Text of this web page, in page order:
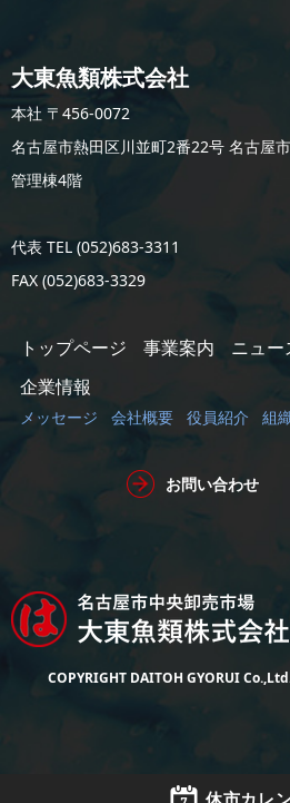
大東魚類株式会社
本社 〒456-0072
名古屋市熱田区川並町2番22号 名古屋
管理棟4階
代表 TEL (052)683-3311
FAX (052)683-3329
トップページ 事業案内 ニュー
企業情報
メッセージ 会社概要 役員紹介 組
お問い合わせ
COPYRIGHT DAITOH GYORUI
休市カレ